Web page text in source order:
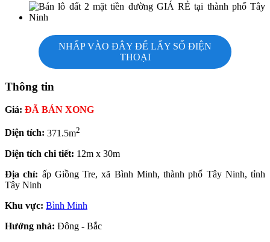
NHẤP VÀO ĐÂY ĐỂ LẤY SỐ ĐIỆN
THOẠI
Thông tin
Giá: ĐÃ BÁN XONG
Diện tích: 371.5m2
Diện tích chi tiết: 12m x 30m
Địa chỉ: ấp Giồng Tre, xã Bình Minh, thành phố Tây Ninh, tỉnh
Tây Ninh
Khu vực: Bình Minh
Hướng nhà: Đông - Bắc